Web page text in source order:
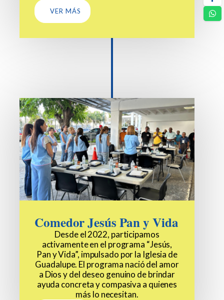
VER MÁS
Comedor Jesús Pan y Vida
Desde el 2022, participamos
activamente en el programa “Jesús,
Pan y Vida”, impulsado por la Iglesia de
Guadalupe. El programa nació del amor
a Dios y del deseo genuino de brindar
ayuda concreta y compasiva a quienes
más lo necesitan.